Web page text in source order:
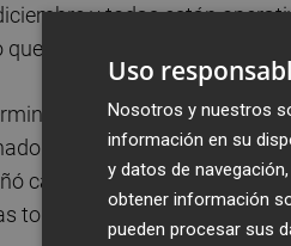
y todas están
queda de verano".
el verano
de forma ya definitiva y
casi 3.000 kilómetros y su
todavía por acabar de
Uso
Nosotros y nuestros
información en su
y datos de
obtener información
pueden procesar sus